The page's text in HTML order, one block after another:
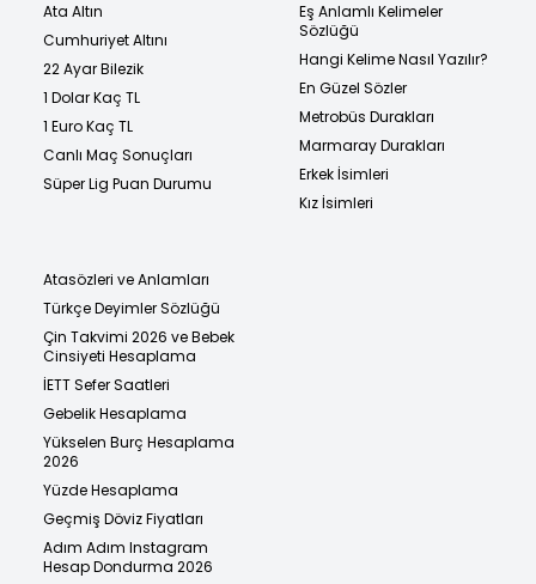
Ata Altın
Cumhuriyet Altını
22 Ayar Bilezik
1 Dolar Kaç TL
1 Euro Kaç TL
Canlı Maç Sonuçları
Süper Lig Puan Durumu
Eş Anlamlı Kelimeler
Sözlüğü
Hangi Kelime Nasıl Yazılır?
En Güzel Sözler
Metrobüs Durakları
Marmaray Durakları
Erkek İsimleri
Kız İsimleri
Atasözleri ve Anlamları
Türkçe Deyimler Sözlüğü
Çin Takvimi 2026 ve Bebek
Cinsiyeti Hesaplama
İETT Sefer Saatleri
Gebelik Hesaplama
Yükselen Burç Hesaplama
2026
Yüzde Hesaplama
Geçmiş Döviz Fiyatları
Adım Adım Instagram
Hesap Dondurma 2026